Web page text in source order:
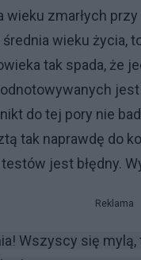
wieku zmarłych
wieku życia,
tak spada, że
do tej pory nie
tak naprawdę do
jest błędny.
Reklama
Wszyscy się